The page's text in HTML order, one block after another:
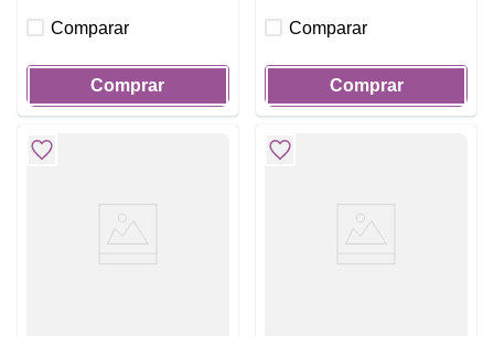
Comparar
Comprar
Comparar
Comprar